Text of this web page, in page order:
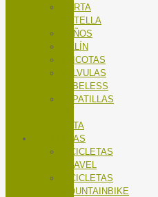
PORTA
BOTELLA
PUÑOS
SILLÍN
TRICOTAS
VALVULAS
TUBELESS
ZAPATILLAS
RUTA
BICICLETAS
BICICLETAS
GRAVEL
BICICLETAS
MOUNTAINBIKE